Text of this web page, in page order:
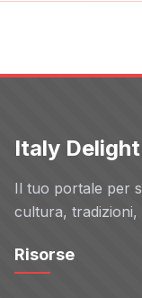
Italy Delight
Il tuo portale per
cultura, tradizioni,
Risorse